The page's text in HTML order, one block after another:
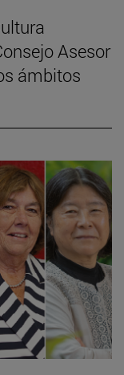
Asesor
ámbitos